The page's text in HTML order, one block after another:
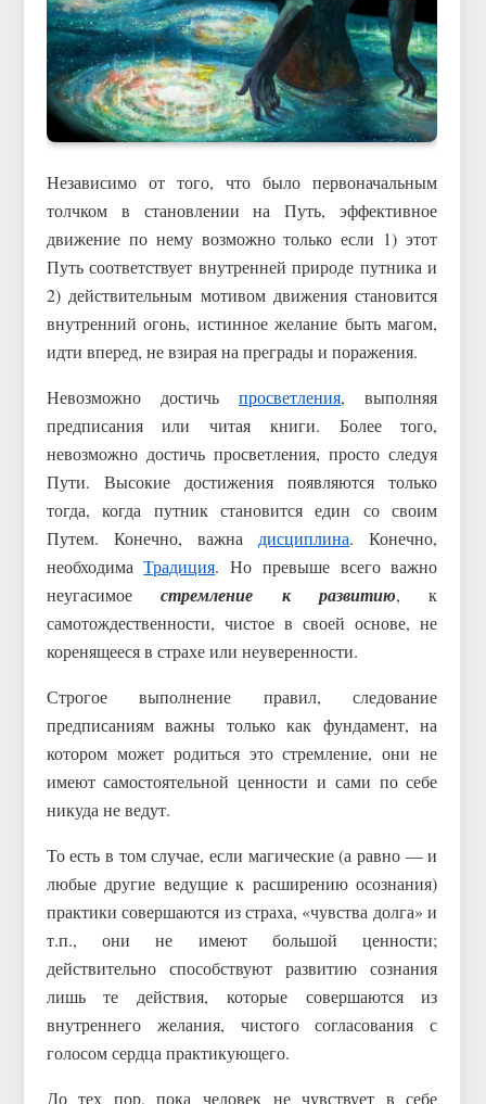
Независимо от того, что было первоначальным
толчком в становлении на Путь, эффективное
движение по нему возможно только если 1) этот
Путь соответствует внутренней природе путника и
2) действительным мотивом движения становится
внутренний огонь, истинное желание быть магом,
идти вперед, не взирая на преграды и поражения.
Невозможно достичьпросветления, выполняя
предписания или читая книги. Более того,
невозможно достичь просветления, просто следуя
Пути. Высокие достижения появляются только
тогда, когда путник становится един со своим
Путем. Конечно, важнадисциплина. Конечно,
необходимаТрадиция. Но превыше всего важно
неугасимоестремление к развитию, к
самотождественности, чистое в своей основе, не
коренящееся в страхе или неуверенности.
Строгое выполнение правил, следование
предписаниям важны только как фундамент, на
котором может родиться это стремление, они не
имеют самостоятельной ценности и сами по себе
никуда не ведут.
То есть в том случае, если магические (а равно — и
любые другие ведущие к расширению осознания)
практики совершаются из страха, «чувства долга» и
т.п., они не имеют большой ценности;
действительно способствуют развитию сознания
лишь те действия, которые совершаются из
внутреннего желания, чистого согласования с
голосом сердца практикующего.
До тех пор, пока человек не чувствует в себе